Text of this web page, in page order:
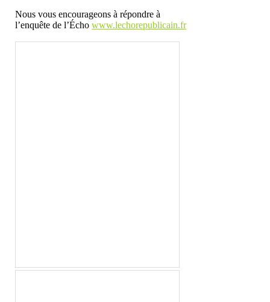
Nous vous encourageons à répondre à
l’enquête de l’Échowww.lechorepublicain.fr